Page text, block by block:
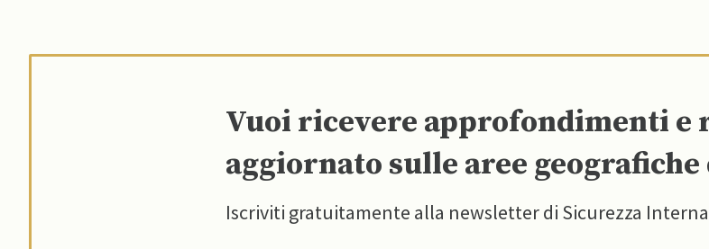
Vuoi ricevere approfondimenti e
aggiornato sulle aree
Iscriviti gratuitamente alla newsletter di Sicurezza